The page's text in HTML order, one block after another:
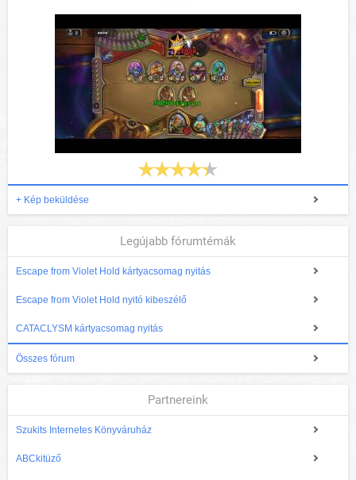
+ Kép beküldése
Legújabb fórumtémák
Escape from Violet Hold kártyacsomag nyitás
Escape from Violet Hold nyitó kibeszélő
CATACLYSM kártyacsomag nyitás
Összes fórum
Partnereink
Szukits Internetes Könyváruház
ABCkitüző